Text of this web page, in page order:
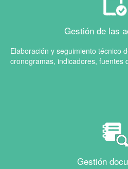
Gestión de las
Elaboración y seguimiento técnico
cronogramas, indicadores, fuentes
Gestión